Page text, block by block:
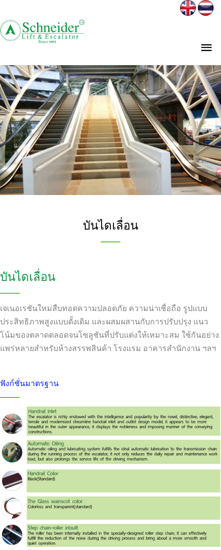
บันไดเลื่อน
บันไดเลื่อน
เจเนอเรชันใหม่สืบทอดความปลอดภัย ความน่าเชื่อถือ รูปแบบ
ประสิทธิภาพสูงแบบดั้งเดิม และผสมผสานกับการปรับปรุง แนว
โน้มของตลาดตลอดจนโซลูชันที่ปรับแต่งให้เหมาะสม ใช้กันอย่าง
แพร่หลายสำหรับห้างสรรพสินค้า โรงแรม อาคารสำนักงาน ฯลฯ
ฟังก์ชั่นมาตรฐาน